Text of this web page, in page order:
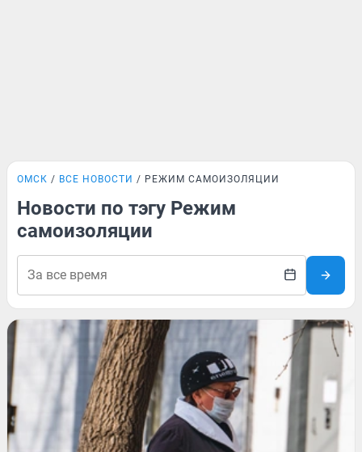
ОМСК ВСЕ НОВОСТИ РЕЖИМ САМОИЗОЛЯЦИИ
Новости по тэгу Режим
самоизоляции